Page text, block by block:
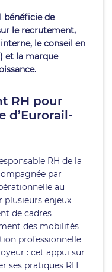
bénéficie de
le recrutement,
le conseil en
et la marque
RH pour
d’Eurorail-
RH de la
par
au
plusieurs enjeux
de cadres
des mobilités
professionnelle
: cet appui sur
ses pratiques RH